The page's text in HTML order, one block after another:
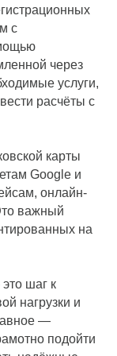
с
через
услуги,
расчёты с
карты
Google и
онлайн-
важный
на
шаг к
нагрузки и
—
подойти